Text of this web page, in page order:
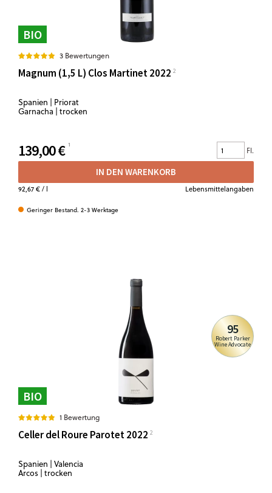
BIO
3 Bewertungen
Magnum (1,5 L) Clos Martinet 2022
Spanien | Priorat
Garnacha | trocken
139,00 € Fl.
IN DEN WARENKORB
92,67 €/ l Lebensmittelangaben
Geringer Bestand. 2-3 Werktage
95
Robert Parker
Wine Advocate
BIO
1 Bewertung
Celler del Roure Parotet 2022
Spanien | Valencia
Arcos | trocken